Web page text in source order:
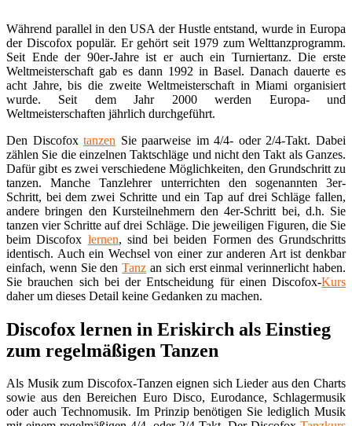
Während parallel in den USA der Hustle entstand, wurde in Europa
der Discofox populär. Er gehört seit 1979 zum Welttanzprogramm.
Seit Ende der 90er-Jahre ist er auch ein Turniertanz. Die erste
Weltmeisterschaft gab es dann 1992 in Basel. Danach dauerte es
acht Jahre, bis die zweite Weltmeisterschaft in Miami organisiert
wurde. Seit dem Jahr 2000 werden Europa- und
Weltmeisterschaften jährlich durchgeführt.
Den Discofoxtanzen Sie paarweise im 4/4- oder 2/4-Takt. Dabei
zählen Sie die einzelnen Taktschläge und nicht den Takt als Ganzes.
Dafür gibt es zwei verschiedene Möglichkeiten, den Grundschritt zu
tanzen. Manche Tanzlehrer unterrichten den sogenannten 3er-
Schritt, bei dem zwei Schritte und ein Tap auf drei Schläge fallen,
andere bringen den Kursteilnehmern den 4er-Schritt bei, d.h. Sie
tanzen vier Schritte auf drei Schläge. Die jeweiligen Figuren, die Sie
beim Discofox lernen, sind bei beiden Formen des Grundschritts
identisch. Auch ein Wechsel von einer zur anderen Art ist denkbar
einfach, wenn Sie denTanz an sich erst einmal verinnerlicht haben.
Sie brauchen sich bei der Entscheidung für einen Discofox-Kurs
daher um dieses Detail keine Gedanken zu machen.
Discofox lernen in Eriskirch als Einstieg
zum regelmäßigen Tanzen
Als Musik zum Discofox-Tanzen eignen sich Lieder aus den Charts
sowie aus den Bereichen Euro Disco, Eurodance, Schlagermusik
oder auch Technomusik. Im Prinzip benötigen Sie lediglich Musik